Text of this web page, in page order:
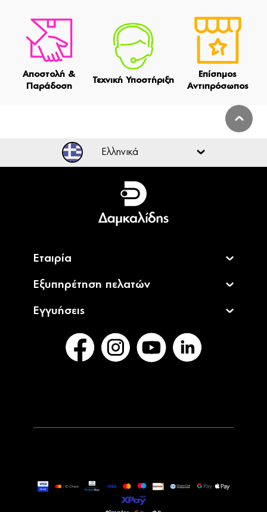
Αποστολή &
Παράδοση
Τεχνική Υποστήριξη
Επίσημος
Αντιπρόσωπος
Ελληνικά
Ελληνικά
English
Εταιρία
Εξυπηρέτηση πελατών
Εγγυήσεις